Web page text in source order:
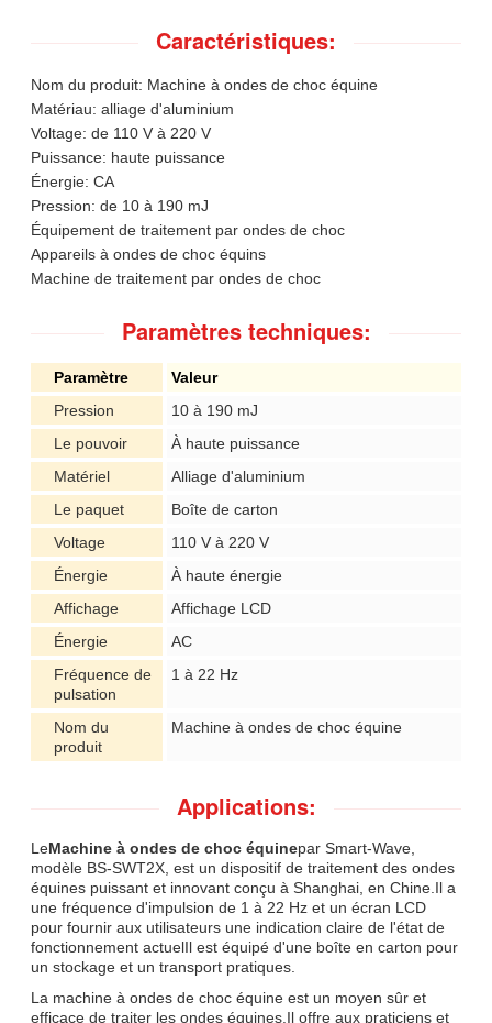
Caractéristiques:
Nom du produit: Machine à ondes de choc équine
Matériau: alliage d'aluminium
Voltage: de 110 V à 220 V
Puissance: haute puissance
Énergie: CA
Pression: de 10 à 190 mJ
Équipement de traitement par ondes de choc
Appareils à ondes de choc équins
Machine de traitement par ondes de choc
Paramètres techniques:
Paramètre
Valeur
Pression
10 à 190 mJ
Le pouvoir
À haute puissance
Matériel
Alliage d'aluminium
Le paquet
Boîte de carton
Voltage
110 V à 220 V
Énergie
À haute énergie
Affichage
Affichage LCD
Énergie
AC
Fréquence de
pulsation
1 à 22 Hz
Nom du
produit
Machine à ondes de choc équine
Applications:
LeMachine à ondes de choc équinepar Smart-Wave,
modèle BS-SWT2X, est un dispositif de traitement des ondes
équines puissant et innovant conçu à Shanghai, en Chine.Il a
une fréquence d'impulsion de 1 à 22 Hz et un écran LCD
pour fournir aux utilisateurs une indication claire de l'état de
fonctionnement actuelIl est équipé d'une boîte en carton pour
un stockage et un transport pratiques.
La machine à ondes de choc équine est un moyen sûr et
efficace de traiter les ondes équines.Il offre aux praticiens et